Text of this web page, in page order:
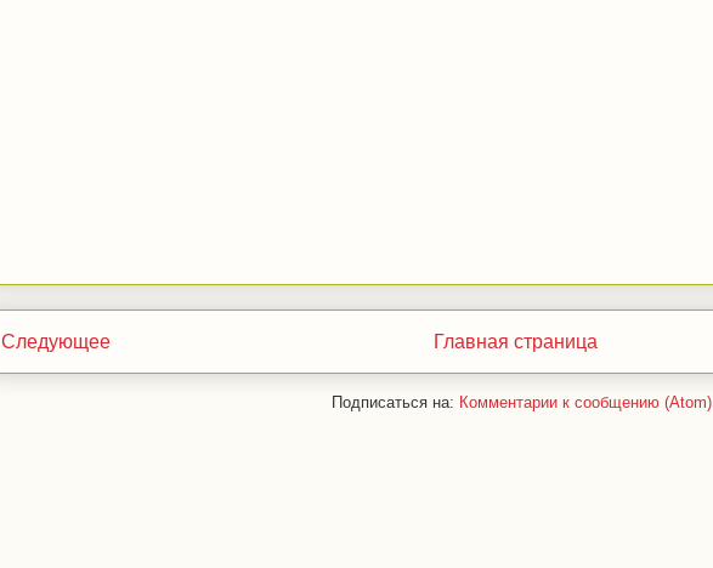
Следующее Главная страница
Подписаться на: Комментарии к сообщению (Atom)